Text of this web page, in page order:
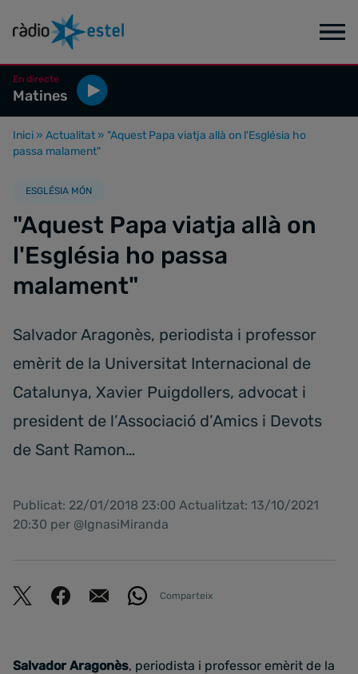
En directe
Matines
Inici » Actualitat » "Aquest Papa viatja allà on l'Església ho
passa malament"
ESGLÉSIA MÓN
"Aquest Papa viatja allà on
l'Església ho passa
malament"
Salvador Aragonès, periodista i professor
emèrit de la Universitat Internacional de
Catalunya, Xavier Puigdollers, advocat i
president de l’Associació d’Amics i Devots
de Sant Ramon…
Publicat: 22/01/2018 23:00 Actualitzat: 13/10/2021
20:30 per @IgnasiMiranda
Comparteix
Salvador Aragonès, periodista i professor emèrit de la